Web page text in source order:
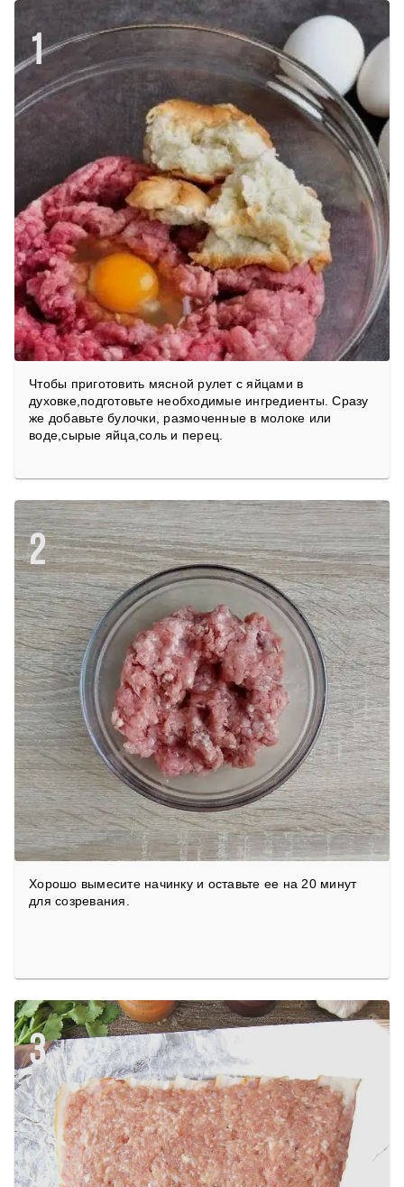
1
Чтобы приготовить мясной рулет с яйцами в
духовке,подготовьте необходимые ингредиенты. Сразу
же добавьте булочки, размоченные в молоке или
воде,сырые яйца,соль и перец.
2
Хорошо вымесите начинку и оставьте ее на 20 минут
для созревания.
3